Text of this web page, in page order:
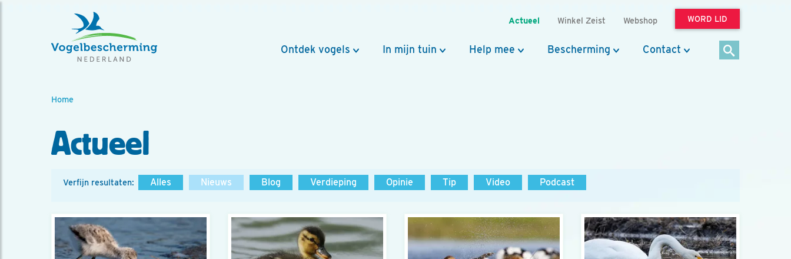
Actueel Winkel Zeist Webshop WORD LID
Ontdek vogels In mijn tuin Help mee Bescherming Contact
Home
Actueel
Verfijn resultaten: Alles Nieuws Blog Verdieping Opinie Tip Video Podcast